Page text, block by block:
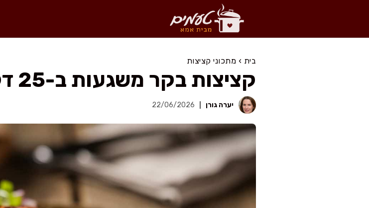
בית › מתכוני קציצות
קציצות בקר משגעות ב-25 דק', בלי פירורי לחם
יערה גורן 22/06/2026